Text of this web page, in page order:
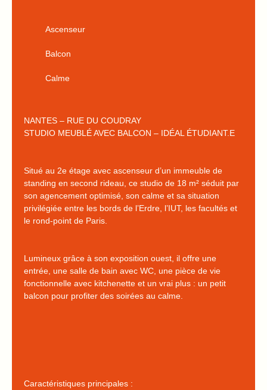
Ascenseur
Balcon
Calme
NANTES – RUE DU COUDRAY
STUDIO MEUBLÉ AVEC BALCON – IDÉAL ÉTUDIANT.E
Situé au 2e étage avec ascenseur d’un immeuble de
standing en second rideau, ce studio de 18 m² séduit par
son agencement optimisé, son calme et sa situation
privilégiée entre les bords de l’Erdre, l’IUT, les facultés et
le rond-point de Paris.
Lumineux grâce à son exposition ouest, il offre une
entrée, une salle de bain avec WC, une pièce de vie
fonctionnelle avec kitchenette et un vrai plus : un petit
balcon pour profiter des soirées au calme.
Caractéristiques principales :